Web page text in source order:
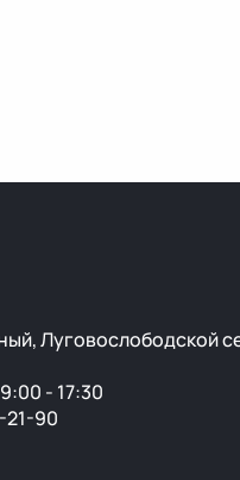
Луговослободской
- 17:30
21-90